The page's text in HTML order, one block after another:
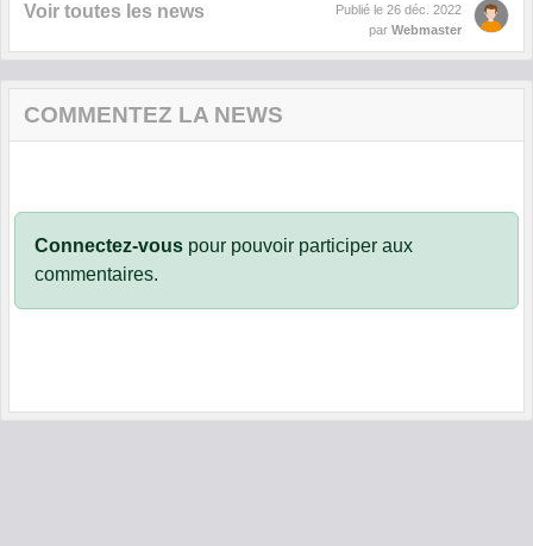
Voir toutes les news Publié le 26 déc. 2022
par Webmaster
COMMENTEZ LA NEWS
Connectez-vous pour pouvoir participer aux
commentaires.